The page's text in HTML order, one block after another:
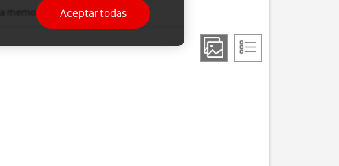
memoria.
Aceptar todas